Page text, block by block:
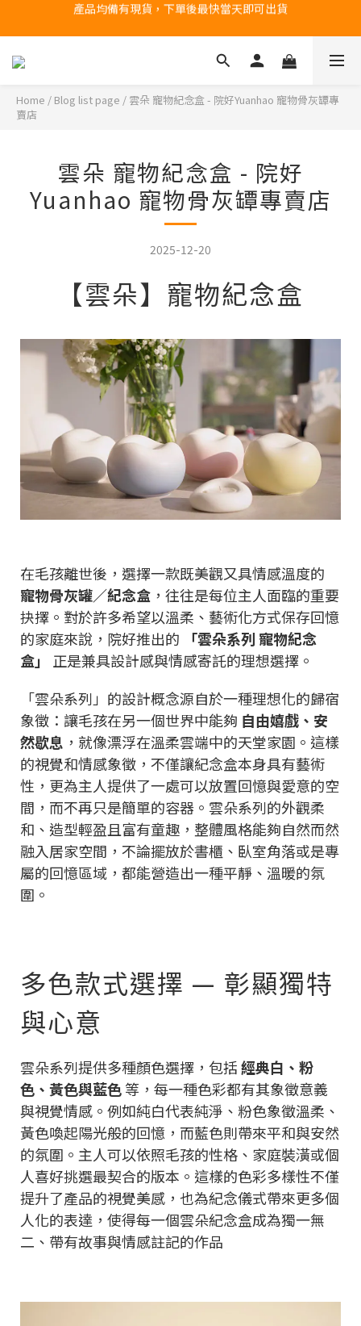
台北民權門市，現貨展示中
台北民權門市，現貨展示中
Home / Blog list page / 雲朵 寵物紀念盒 - 院好Yuanhao 寵物骨灰罈專
賣店
雲朵 寵物紀念盒 - 院好
Yuanhao 寵物骨灰罈專賣店
2025-12-20
【雲朵】寵物紀念盒
在毛孩離世後，選擇一款既美觀又具情感溫度的
寵物骨灰罐／紀念盒 ，往往是每位主人面臨的重要
抉擇。對於許多希望以溫柔、藝術化方式保存回憶
的家庭來說，院好推出的
「雲朵系列 寵物紀念
盒」
正是兼具設計感與情感寄託的理想選擇。
「雲朵系列」的設計概念源自於一種理想化的歸宿
象徵：讓毛孩在另一個世界中能夠 自由嬉戲、安
然歇息 ，就像漂浮在溫柔雲端中的天堂家園。這樣
的視覺和情感象徵，不僅讓紀念盒本身具有藝術
性，更為主人提供了一處可以放置回憶與愛意的空
間，而不再只是簡單的容器。雲朵系列的外觀柔
和、造型輕盈且富有童趣，整體風格能夠自然而然
融入居家空間，不論擺放於書櫃、臥室角落或是專
屬的回憶區域，都能營造出一種平靜、溫暖的氛
圍。
多色款式選擇 — 彰顯獨特
與心意
雲朵系列提供多種顏色選擇，包括經典白、粉
色、黃色與藍色等，每一種色彩都有其象徵意義
與視覺情感。例如純白代表純淨、粉色象徵溫柔、
黃色喚起陽光般的回憶，而藍色則帶來平和與安然
的氛圍。主人可以依照毛孩的性格、家庭裝潢或個
人喜好挑選最契合的版本。這樣的色彩多樣性不僅
提升了產品的視覺美感，也為紀念儀式帶來更多個
人化的表達，使得每一個雲朵紀念盒成為獨一無
二、帶有故事與情感註記的作品